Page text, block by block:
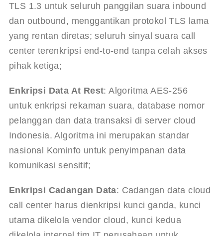
TLS 1.3 untuk seluruh panggilan suara inbound
dan outbound, menggantikan protokol TLS lama
yang rentan diretas; seluruh sinyal suara call
center terenkripsi end-to-end tanpa celah akses
pihak ketiga;
Enkripsi Data At Rest: Algoritma AES-256
untuk enkripsi rekaman suara, database nomor
pelanggan dan data transaksi di server cloud
Indonesia. Algoritma ini merupakan standar
nasional Kominfo untuk penyimpanan data
komunikasi sensitif;
Enkripsi Cadangan Data: Cadangan data cloud
call center harus dienkripsi kunci ganda, kunci
utama dikelola vendor cloud, kunci kedua